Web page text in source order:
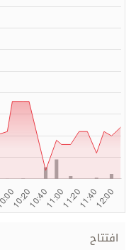
بودكاست
إنفوجراف
كاريكتير
برامج
مواقيت الصلاة
افتتاح